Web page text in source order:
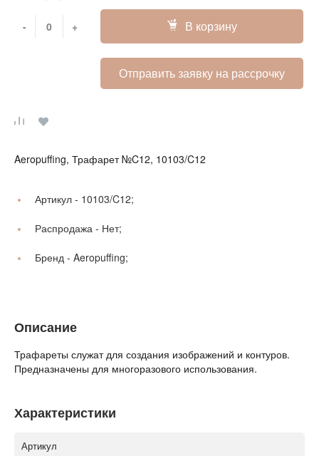
- + В корзину
Отправить заявку на рассрочку
Aeropuffing, Трафарет №C12, 10103/C12
Артикул - 10103/C12;
Распродажа - Нет;
Бренд - Aeropuffing;
Описание
Трафареты служат для создания изображений и контуров.
Предназначены для многоразового использования.
Характеристики
Артикул